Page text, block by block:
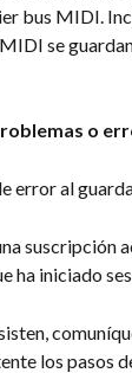
bus MIDI.
se
o
error al
suscripción
ha iniciado
los pasos